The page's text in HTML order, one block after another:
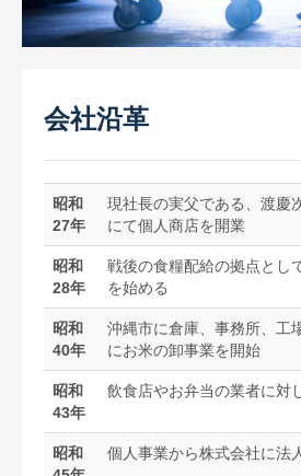
お取引先インタビュー
会社概要
会社沿革
スーパー・小売店様へ
一般のお客様へ
採用情報
お問合せ
プライバシーポリシー
会社沿革
昭和
27年
現社長の実父である、渡慶
にて個人商店を開業
昭和
28年
戦後の食糧配給の拠点とし
を始める
昭和
40年
沖縄市に倉庫、事務所、
にお米の卸事業を開始
昭和
43年
飲食店やお弁当の業者に対
昭和
個人事業から株式会社に法